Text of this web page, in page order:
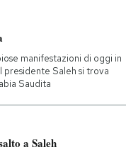
manifestazioni di oggi in
presidente Saleh si trova
Saudita
a Saleh